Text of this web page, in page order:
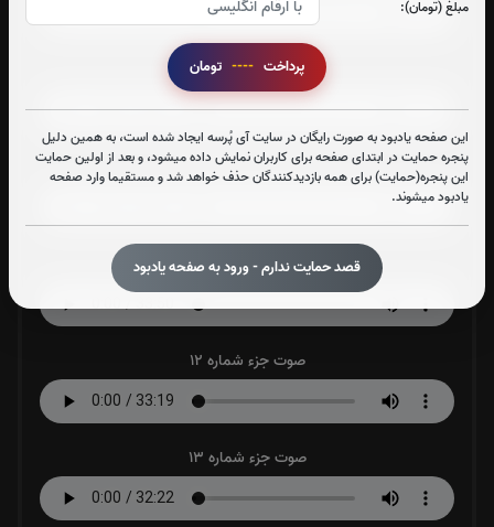
مبلغ (تومان):
پرداخت ----
این صفحه یادبود به صورت رایگان در سایت آی پُرسه ایجاد شده است، به همین دلیل
پنجره حمایت در ابتدای صفحه برای کاربران نمایش داده میشود، و بعد از اولین حمایت
این پنجره(حمایت) برای همه بازدیدکنندگان حذف خواهد شد و مستقیما وارد صفحه
یادبود میشوند.
قصد حمایت ندارم - ورود به صفحه یادبود
صوت جزء شماره 9
صوت جزء شماره 10
صوت جزء شماره 11
صوت جزء شماره 12
صوت جزء شماره 13